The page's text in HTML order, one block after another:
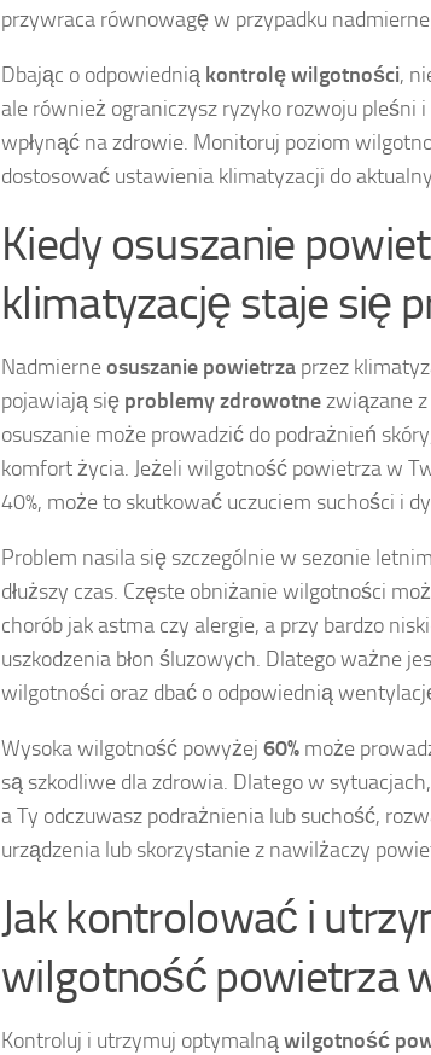
przywraca równowagę w przypadku
Dbając o odpowiednią kontrolę wilgotności,
ale również ograniczysz ryzyko rozwoju pleśni
wpłynąć na zdrowie. Monitoruj poziom
dostosować ustawienia klimatyzacji do
Kiedy osuszanie
klimatyzację staje się
Nadmierneosuszanie powietrza przez
pojawiają się problemy zdrowotnezwiązane
osuszanie może prowadzić do podrażnień
komfort życia. Jeżeli wilgotność powietrza w
40%, może to skutkować uczuciem suchości i
Problem nasila się szczególnie w sezonie
dłuższy czas. Częste obniżanie wilgotności
chorób jak astma czy alergie, a przy bardzo
uszkodzenia błon śluzowych. Dlatego ważne
wilgotności oraz dbać o odpowiednią
Wysoka wilgotność powyżej 60% może
są szkodliwe dla zdrowia. Dlatego w
a Ty odczuwasz podrażnienia lub suchość,
urządzenia lub skorzystanie z nawilżaczy
Jak kontrolować i
wilgotność powietrza
Kontroluj i utrzymuj optymalnąwilgotność